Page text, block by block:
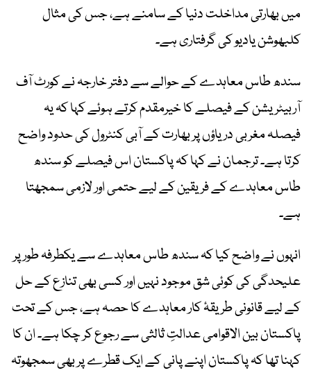
میں بھارتی مداخلت دنیا کے سامنے ہے، جس کی مثال
کلبھوشن یادیو کی گرفتاری ہے۔
سندھ طاس معاہدے کے حوالے سے دفتر خارجہ نے کورٹ آف
آربیٹریشن کے فیصلے کا خیرمقدم کرتے ہوئے کہا کہ یہ
فیصلہ مغربی دریاؤں پر بھارت کے آبی کنٹرول کی حدود واضح
کرتا ہے۔ ترجمان نے کہا کہ پاکستان اس فیصلے کو سندھ
طاس معاہدے کے فریقین کے لیے حتمی اور لازمی سمجھتا
ہے۔
انہوں نے واضح کیا کہ سندھ طاس معاہدے سے یکطرفہ طور پر
علیحدگی کی کوئی شق موجود نہیں اور کسی بھی تنازع کے حل
کے لیے قانونی طریقۂ کار معاہدے کا حصہ ہے، جس کے تحت
پاکستان بین الاقوامی عدالتِ ثالثی سے رجوع کر چکا ہے۔ ان کا
کہنا تھا کہ پاکستان اپنے پانی کے ایک قطرے پر بھی سمجھوتہ